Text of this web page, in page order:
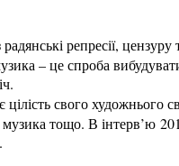
репресії,
– це спроба
свого художнього
тощо. В інтерв’ю